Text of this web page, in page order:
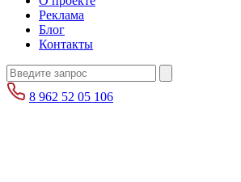
Реклама
Блог
Контакты
8 962 52 05 106